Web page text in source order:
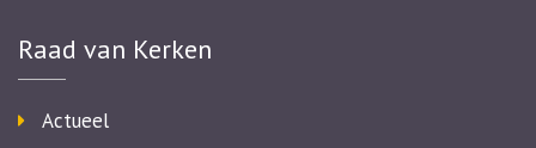
Raad van Kerken
Actueel